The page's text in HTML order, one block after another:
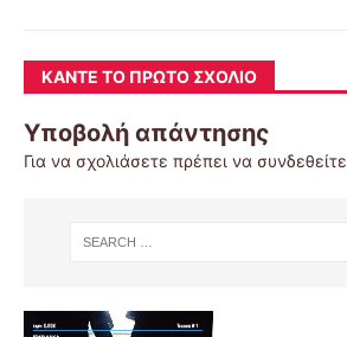
ΚΆΝΤΕ ΤΟ ΠΡΏΤΟ ΣΧΌΛΙΟ
Υποβολή απάντησης
Για να σχολιάσετε πρέπει να συνδεθείτε